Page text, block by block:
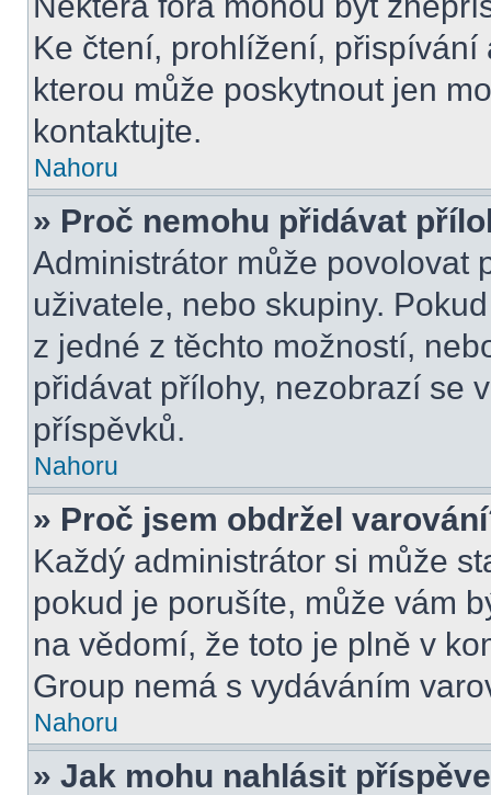
Ke čtení, prohlížení,
kterou může poskytnout jen
kontaktujte.
Nahoru
» Proč nemohu přidávat
Administrátor může povolovat
uživatele, nebo skupiny.
z jedné z těchto možností,
přidávat přílohy, nezobrazí se
příspěvků.
Nahoru
» Proč jsem obdržel
Každý administrátor si může
pokud je porušíte, může vám
na vědomí, že toto je plně v
Group nemá s vydáváním
Nahoru
» Jak mohu nahlásit